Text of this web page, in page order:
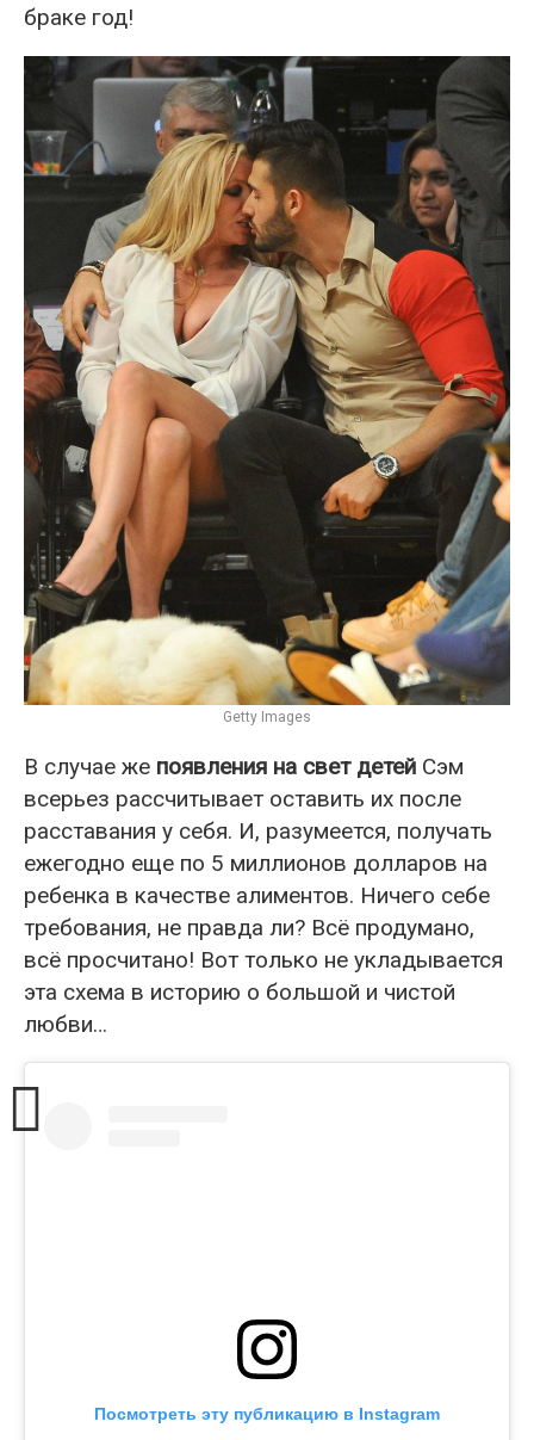
браке год!
Getty Images
В случае же появления на свет детей Сэм
всерьез рассчитывает оставить их после
расставания у себя. И, разумеется, получать
ежегодно еще по 5 миллионов долларов на
ребенка в качестве алиментов. Ничего себе
требования, не правда ли? Всё продумано,
всё просчитано! Вот только не укладывается
эта схема в историю о большой и чистой
любви…
Посмотреть эту публикацию в Instagram